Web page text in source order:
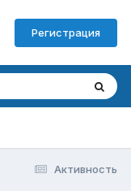
Регистрация
Активность